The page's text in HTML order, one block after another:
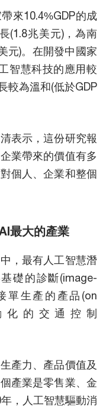
來10.4%GDP的成
(1.8兆美元)，為南
元)。在開發中國家
智慧科技的應用較
較為溫和(低於GDP
表示，這份研究報
業帶來的價值有多
個人、企業和整個
最大的產業
，最有人工智慧潛
礎的診斷(image-
單生產的產品(on
化的交通控制
產力、產品價值及
產業是零售業、金
，人工智慧驅動消